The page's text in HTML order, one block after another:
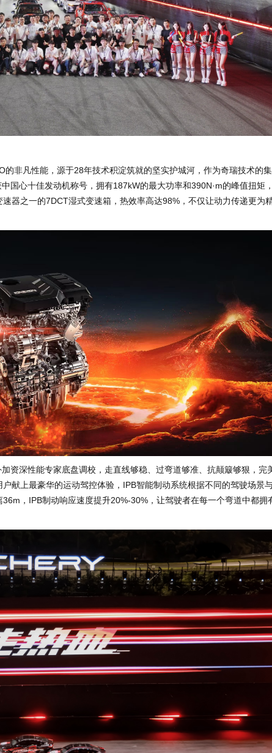
非凡性能，源于28年技术积淀筑就的坚实护城河，作为奇瑞技术的
国心十佳发动机称号，拥有187kW的最大功率和390N·m的峰值扭矩
器之一的7DCT湿式变速箱，热效率高达98%，不仅让动力传递更为
资深性能专家底盘调校，走直线够稳、过弯道够准、抗颠簸够狠，完
献上最豪华的运动驾控体验，IPB智能制动系统根据不同的驾驶场景
，IPB制动响应速度提升20%-30%，让驾驶者在每一个弯道中都拥